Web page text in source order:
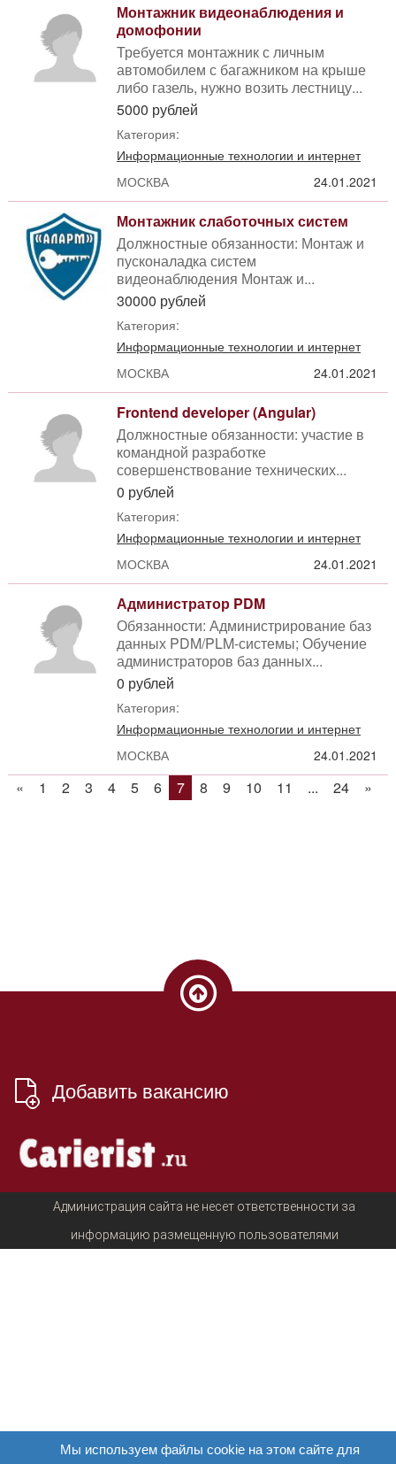
Монтажник видеонаблюдения и
домофонии
Требуется монтажник с личным
автомобилем с багажником на крыше
либо газель, нужно возить лестницу...
5000 рублей
Категория:
Информационные технологии и интернет
МОСКВА
24.01.2021
Монтажник слаботочных систем
Должностные обязанности: Монтаж и
пусконаладка систем
видеонаблюдения Монтаж и...
30000 рублей
Категория:
Информационные технологии и интернет
МОСКВА
24.01.2021
Frontend developer (Angular)
Должностные обязанности: участие в
командной разработке
совершенствование технических...
0 рублей
Категория:
Информационные технологии и интернет
МОСКВА
24.01.2021
Администратор PDM
Обязанности: Администрирование баз
данных PDM/PLM-системы; Обучение
администраторов баз данных...
0 рублей
Категория:
Информационные технологии и интернет
МОСКВА
24.01.2021
« 1 2 3 4 5 6 7 8 9 10 11 ... 24 »
Добавить вакансию
Администрация сайта не несет ответственности за
информацию размещенную пользователями
Мы используем файлы cookie на этом сайте для